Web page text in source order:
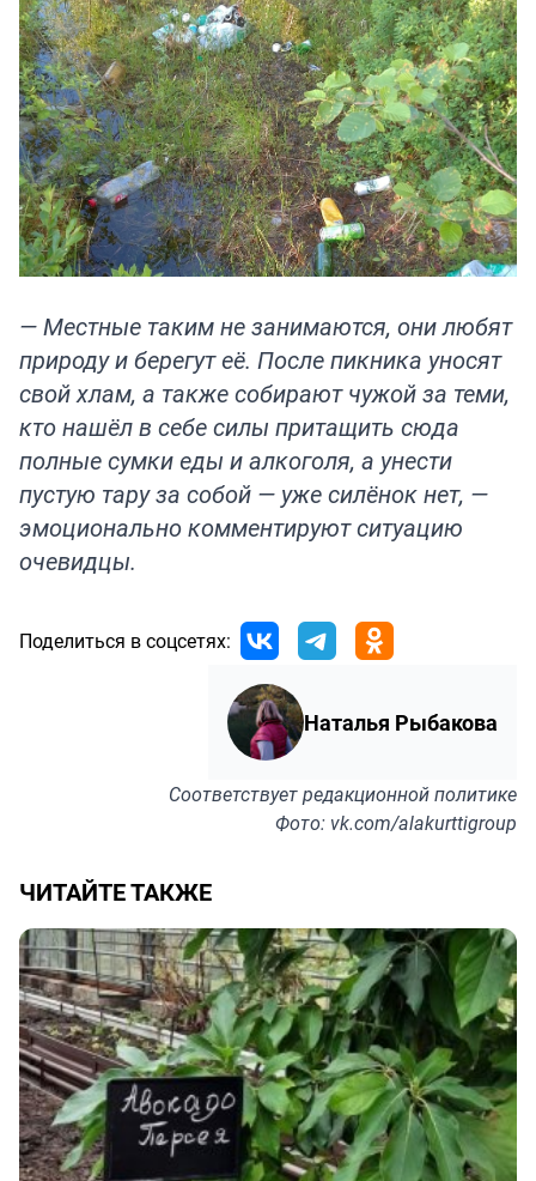
— Местные таким не занимаются, они любят
природу и берегут её. После пикника уносят
свой хлам, а также собирают чужой за теми,
кто нашёл в себе силы притащить сюда
полные сумки еды и алкоголя, а унести
пустую тару за собой — уже силёнок нет, —
эмоционально комментируют ситуацию
очевидцы.
Поделиться в соцсетях:
Наталья Рыбакова
Соответствуетредакционной политике
Фото: vk.com/alakurttigroup
ЧИТАЙТЕ ТАКЖЕ